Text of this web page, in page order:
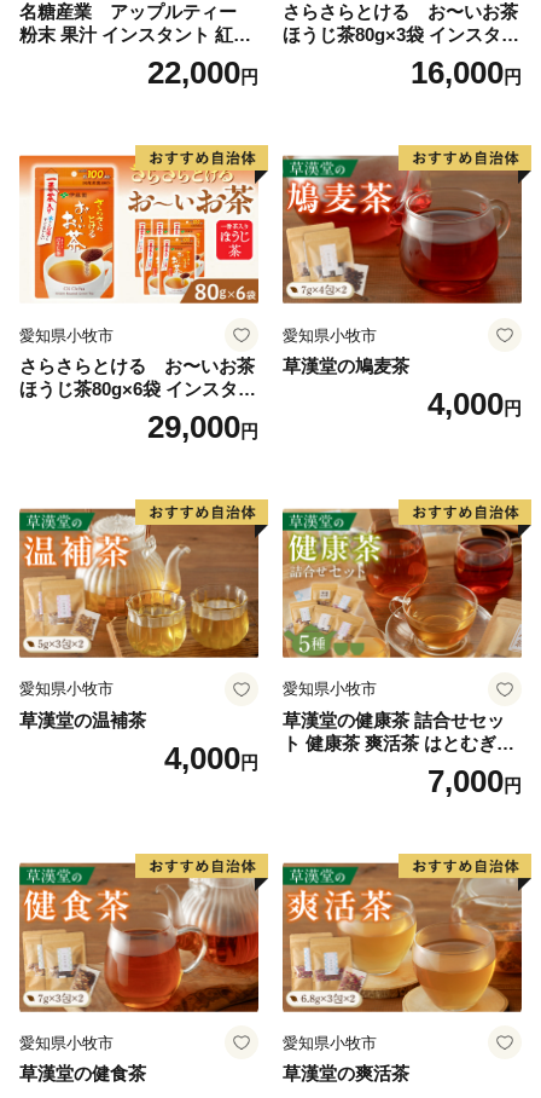
名糖産業 アップルティー
粉末 果汁 インスタント 紅茶
ティー ビタミンC 袋 ロング
セラー 粉末飲料 粉末茶 簡単
22,000円
さらさらとける お〜いお茶
ほうじ茶80g×3袋 インスタン
トほうじ茶 粉末ほうじ茶 粉
末茶 おーいお茶 粉末緑茶
16,000円
愛知県小牧市
さらさらとける お〜いお茶
ほうじ茶80g×6袋 インスタン
トほうじ茶 粉末ほうじ茶 粉
末茶 おーいお茶 粉末緑茶
29,000円
愛知県小牧市
草漢堂の鳩麦茶
4,000円
愛知県小牧市
草漢堂の温補茶
4,000円
愛知県小牧市
草漢堂の健康茶 詰合せセッ
ト 健康茶 爽活茶 はとむぎ茶
温補茶 健食茶 和漢紅茶 お茶
7,000円
愛知県小牧市
草漢堂の健食茶
愛知県小牧市
草漢堂の爽活茶